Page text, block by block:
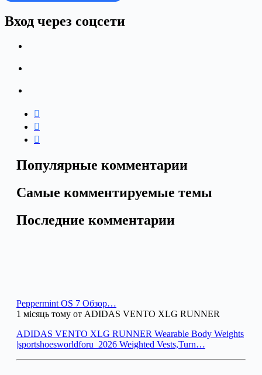
Вход через соцсети
Популярные комментарии
Самые комментируемые темы
Последние комментарии
Peppermint OS 7 Обзор…
1 місяць тому от ADIDAS VENTO XLG RUNNER
ADIDAS VENTO XLG RUNNER Wearable Body Weights
|sportshoesworldforu_2026 Weighted Vests,Turn…